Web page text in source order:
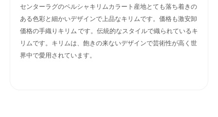
センターラグのペルシャキリムカラート産地とても落ち着きの
ある色彩と細かいデザインで上品なキリムです。価格も激安卸
価格の手織りキリムです。伝統的なスタイルで織られているキ
リムです。キリムは、飽きの来ないデザインで芸術性が高く世
界中で愛用されています。